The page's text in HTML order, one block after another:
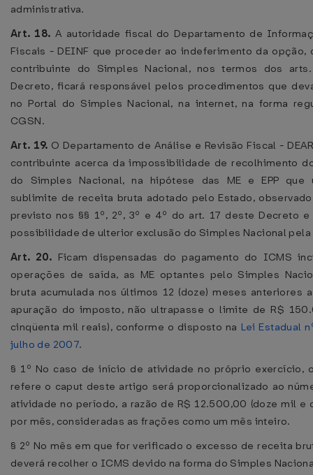
administrativa.
Art. 18. A autoridade fiscal do Departamento de
Fiscais - DEINF que proceder ao indeferimento da opção,
contribuinte do Simples Nacional, nos termos dos
Decreto, ficará responsável pelos procedimentos que
no Portal do Simples Nacional, na internet, na forma
CGSN.
Art. 19. O Departamento de Análise e Revisão Fiscal -
contribuinte acerca da impossibilidade de recolhimento
do Simples Nacional, na hipótese das ME e EPP que
sublimite de receita bruta adotado pelo Estado,
previsto nos §§ 1º, 2º, 3º e 4º do art. 17 deste Decreto
possibilidade de ulterior exclusão do Simples Nacional pela
Art. 20. Ficam dispensadas do pagamento do ICMS
operações de saída, as ME optantes pelo Simples
bruta acumulada nos últimos 12 (doze) meses anteriores
apuração do imposto, não ultrapasse o limite de R$
cinqüenta mil reais), conforme o disposto na Lei Estadual
julho de 2007.
§ 1º No caso de início de atividade no próprio exercício,
refere o caput deste artigo será proporcionalizado ao
atividade no período, a razão de R$ 12.500,00 (doze mil e
por mês, consideradas as frações como um mês inteiro.
§ 2º No mês em que for verificado o excesso de receita
deverá recolher o ICMS devido na forma do Simples